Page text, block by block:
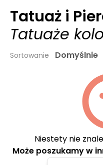
Tatuaż i
Tatuaże
Sortowanie Domyślnie
Niestety nie
Może poszukamy w